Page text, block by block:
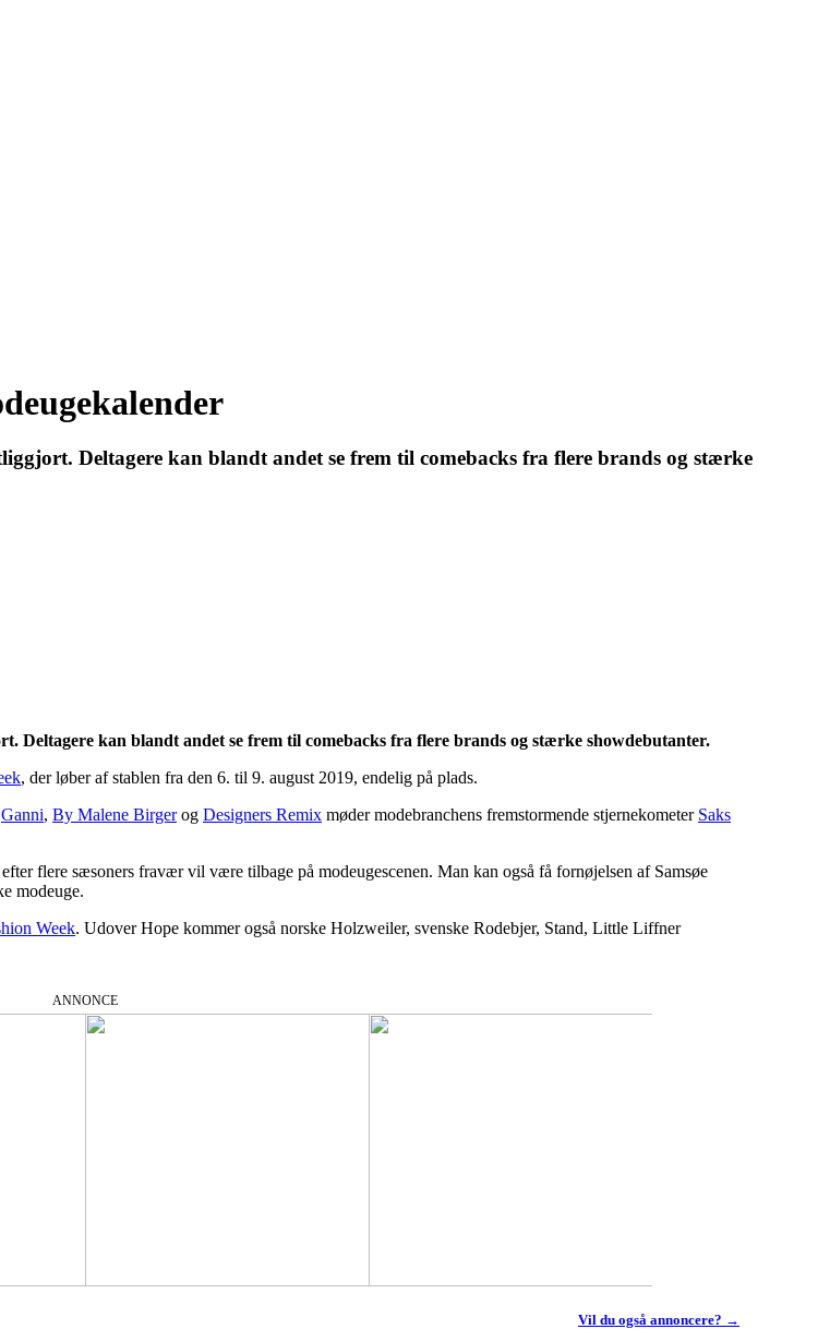
Deltagere kan blandt andet se frem til comebacks fra flere brands og stærke
Deltagere kan blandt andet se frem til comebacks fra flere brands og stærke showdebutanter.
, der løber af stablen fra den 6. til 9. august 2019, endelig på plads.
Ganni, By Malene Birgerog Designers Remix møder modebranchens fremstormende stjernekometer Saks
flere sæsoners fravær vil være tilbage på modeugescenen. Man kan også få fornøjelsen af Samsøe
modeuge.
Week. Udover Hope kommer også norske Holzweiler, svenske Rodebjer, Stand, Little Liffner
ANNONCE
Vil du også annoncere? →